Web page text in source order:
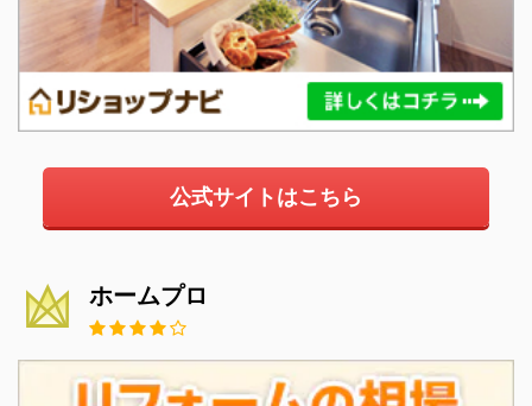
公式サイトはこちら
ホームプロ